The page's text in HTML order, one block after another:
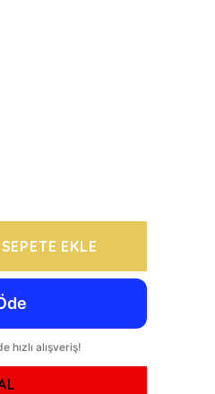
SEPETE EKLE